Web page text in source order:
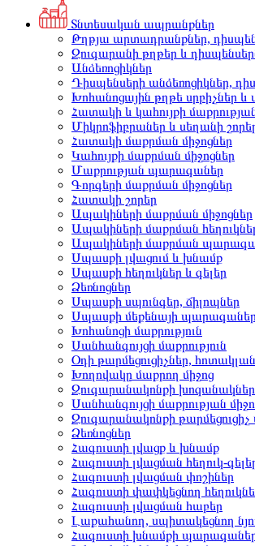
Տնտեսական ապրանքներ
Թղթյա արտադրանքներ,
Զուգարանի թղթեր և
Անձեռոցիկներ
Դիսպենսերի անձեռոցիկներ,
Խոհանոցային թղթե սրբիչներ և
Հատակի և կահույքի
Միկրոֆիբրաներ և սեղանի
Հատակի մաքրման միջոցներ
Կահույքի մաքրման միջոցներ
Մաքրության պարագաներ
Գորգերի մաքրման միջոցներ
Հատակի շորեր
Ապակիների մաքրման միջոցներ
Ապակիների մաքրման
Ապակիների մաքրման
Սպասքի լվացում և խնամք
Սպասքի հեղուկներ և գելեր
Ձեռնոցներ
Սպասքի սպունգեր, ճիլոպներ
Սպասքի մեքենայի պարագաներ
Խոհանոցի մաքրություն
Սանհանգույցի մաքրություն
Օդի թարմեցուցիչներ,
Խողովակը մաքրող միջոց
Զուգարանակոնքի խոզանակներ
Սանհանգույցի մաքրության
Զուգարանակոնքի թարմեցուցիչ
Ձեռնոցներ
Հագուստի լվացք և խնամք
Հագուստի լվացման հեղուկ-
Հագուստի լվացման փոշիներ
Հագուստի փափկեցնող
Հագուստի լվացման հաբեր
Լաքահանող, սպիտակեցնող
Հագուստի խնամքի